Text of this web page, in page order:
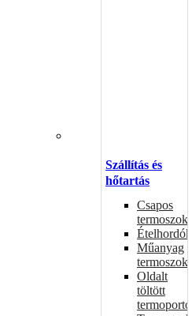
Szállítás és
hőtartás
Csapos
termoszok
Ételhordók
Műanyag
termoszok
Oldalt
töltött
termoportok